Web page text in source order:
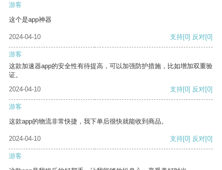
游客
这个是app神器
2024-04-10 支持[0] 反对[0]
游客
这款加速器app的安全性有待提高，可以加强防护措施，比如增加双重验
证。
2024-04-10
支持[0] 反对[0]
游客
这款app的物流非常快捷，我下单后很快就能收到商品。
2024-04-10 支持[0] 反对[0]
游客